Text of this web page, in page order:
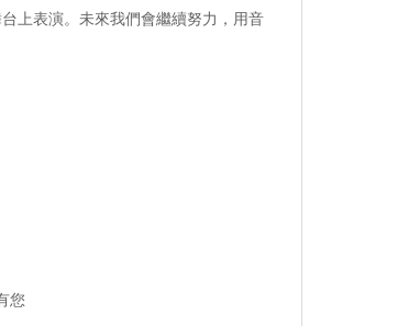
上表演。未來我們會繼續努力，用音
您